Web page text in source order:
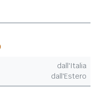
dall'Italia
dall'Estero